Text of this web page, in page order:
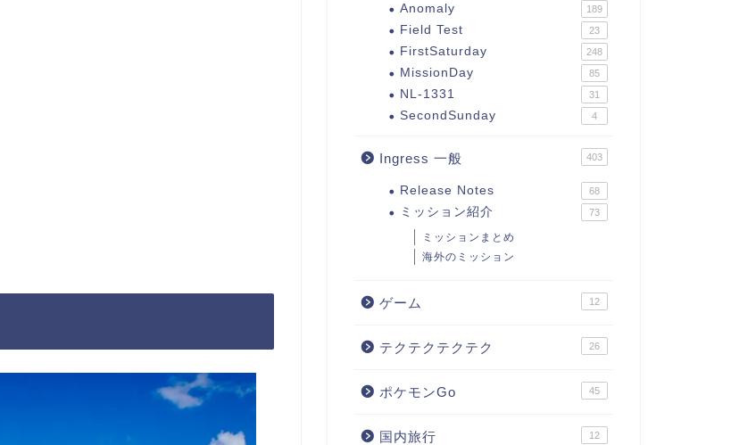
Anomaly 189
Field Test 23
FirstSaturday 248
MissionDay 85
NL-1331 31
SecondSunday 4
Ingress 一般 403
Release Notes 68
ミッション紹介 73
ミッションまとめ
海外のミッション
ゲーム 12
テクテクテクテク 26
ポケモンGo 45
国内旅行 12